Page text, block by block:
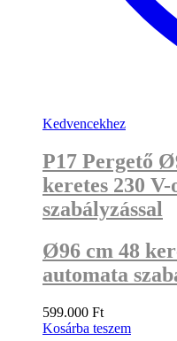
Kedvencekhez
P17 Pergető
keretes 230
szabályzással
Ø96 cm 48
automata
599.000 Ft
Kosárba teszem